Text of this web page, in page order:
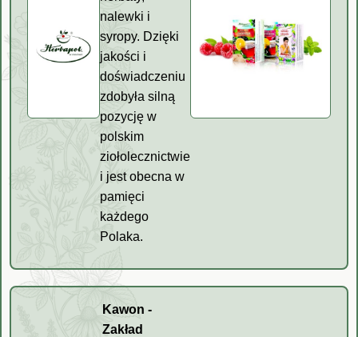
nalewki i
syropy. Dzięki
jakości i
doświadczeniu
zdobyła silną
pozycję w
polskim
ziołolecznictwie
i jest obecna w
pamięci
każdego
Polaka.
Kawon -
Zakład